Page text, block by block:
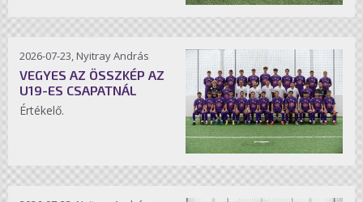
2026-07-23, Nyitray András
VEGYES AZ ÖSSZKÉP AZ
U19-ES CSAPATNÁL
Értékelő.